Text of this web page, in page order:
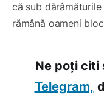
că sub
rămână oameni
Ne poți citi
Telegram,